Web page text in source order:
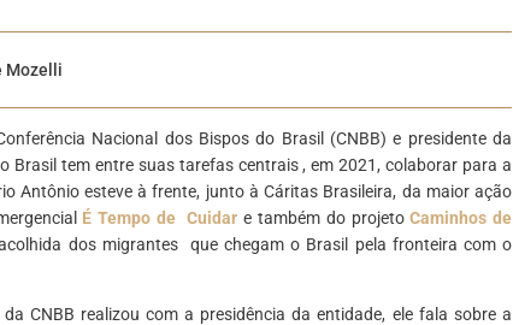
Mozelli
Nacional dos Bispos do Brasil (CNBB) e presidente da
Brasil tem entre suas tarefas centrais , em 2021, colaborar para a
Antônio esteve à frente, junto à Cáritas Brasileira, da maior ação
É Tempo de Cuidar e também do projeto Caminhos de
dos migrantes que chegam o Brasil pela fronteira com o
CNBB realizou com a presidência da entidade, ele fala sobre a